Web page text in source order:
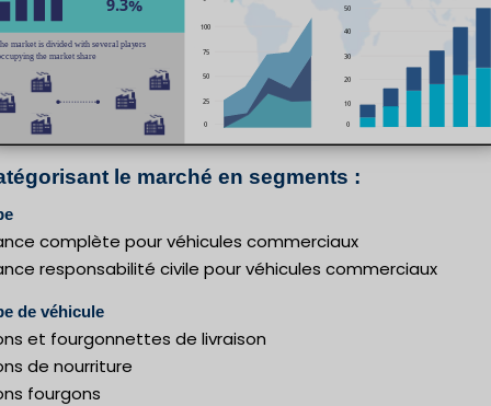
le marché en segments :
complète pour véhicules commerciaux
responsabilité civile pour véhicules commerciaux
de véhicule
et fourgonnettes de livraison
de nourriture
fourgons